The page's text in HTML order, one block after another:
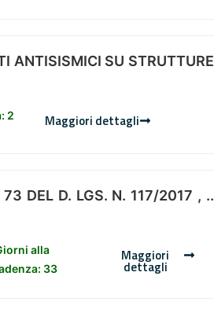
ANTISISMICI SU STRUTTURE
2 Maggiori dettagli
DEL D. LGS. N. 117/2017 , ..
alla
33
Maggiori
dettagli